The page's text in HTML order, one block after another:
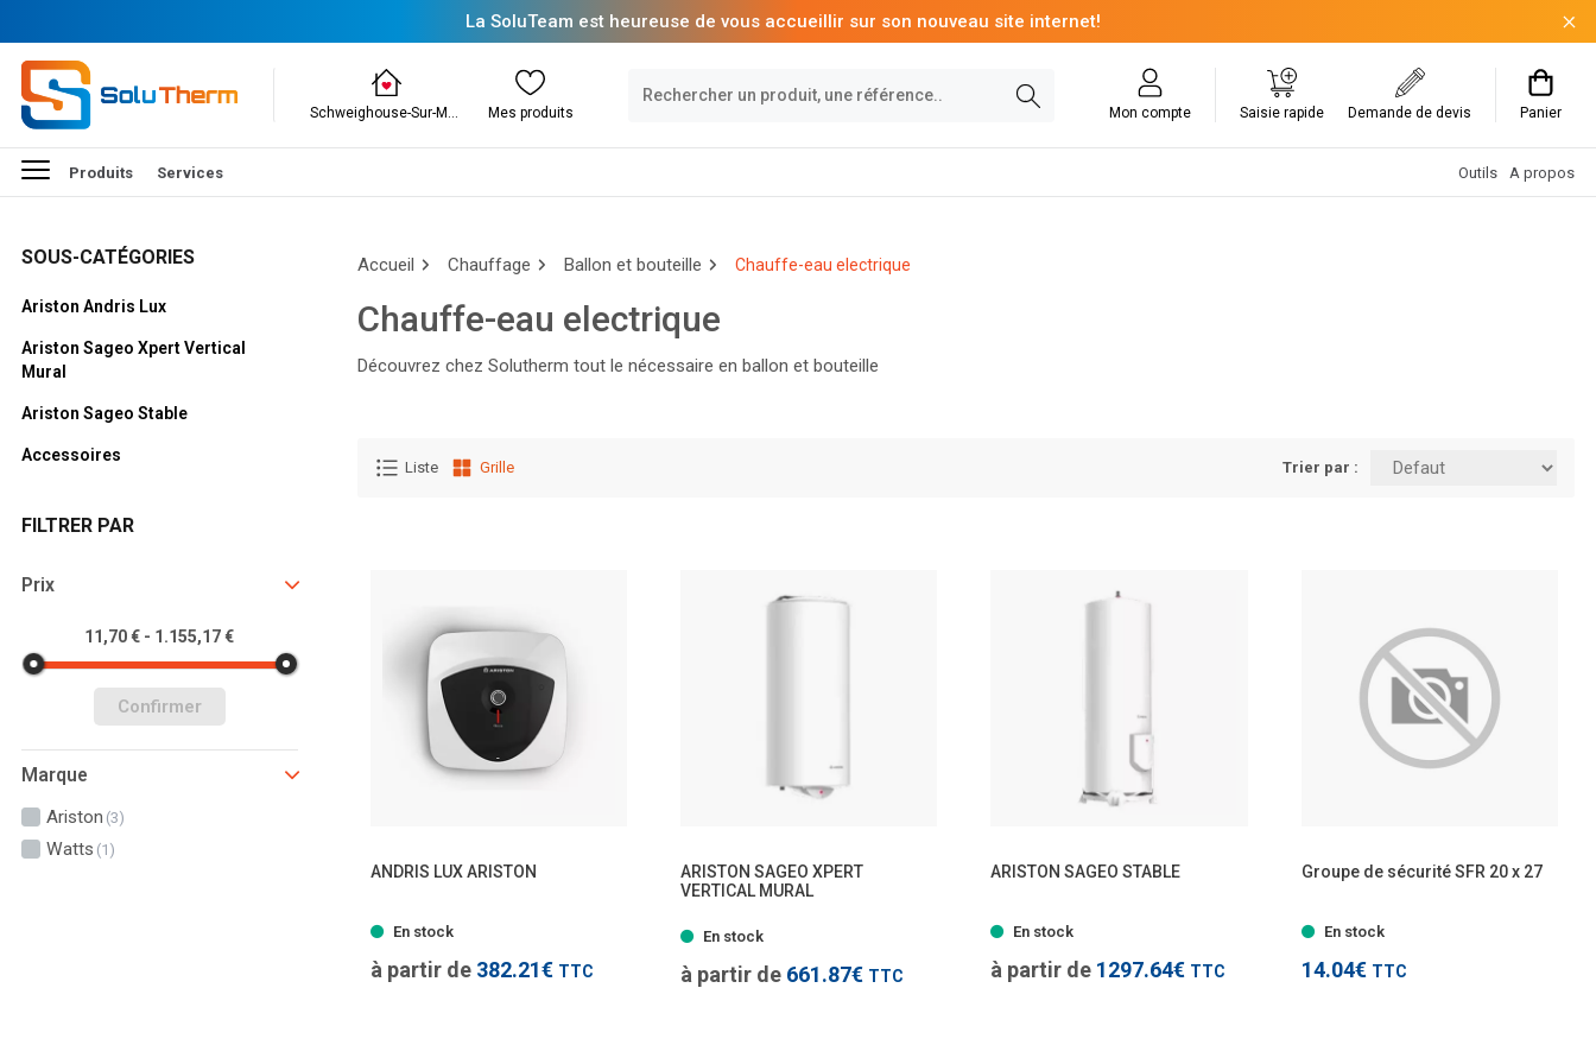
La SoluTeam est heureuse de vous accueillir sur son nouveau site internet!
Schweighouse-Sur-Moder Mes produits Mon compte Saisie rapide Demande de devis Panier
Produits Services Outils A propos
SOUS-CATÉGORIES
Ariston Andris Lux
Ariston Sageo Xpert Vertical
Mural
Ariston Sageo Stable
Accessoires
FILTRER PAR
Prix
11,70 € - 1.155,17 €
Confirmer
Marque
Ariston (3)
Watts (1)
Accueil Chauffage Ballon et bouteille Chauffe-eau electrique
Chauffe-eau electrique
Découvrez chez Solutherm tout le nécessaire en ballon et bouteille
Liste Grille Trier par :
ANDRIS LUX ARISTON
En stock
à partir de 382.21€ TTC
ARISTON SAGEO XPERT
VERTICAL MURAL
En stock
à partir de 661.87€ TTC
TTC
ARISTON SAGEO STABLE
En stock
à partir de 1297.64€ TTC
Groupe de sécurité SFR 20 x 27
En stock
14.04€ TTC